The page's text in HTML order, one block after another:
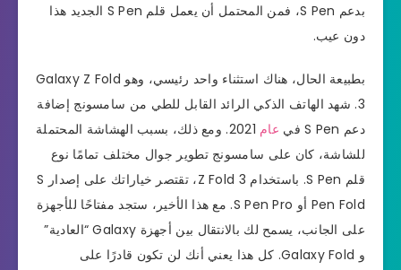
بدعم S Pen، فمن المحتمل أن يعمل قلم S Pen الجديد هذا
دون عيب.
بطبيعة الحال، هناك استثناء واحد رئيسي، وهو Galaxy Z Fold
3. شهد الهاتف الذكي الرائد القابل للطي من سامسونج إضافة
دعم S Pen في
عام
2021. ومع ذلك، بسبب الهشاشة المحتملة
للشاشة، كان على سامسونج تطوير جوال مختلف تمامًا نوع
قلم S Pen. باستخدام Z Fold 3، تقتصر خياراتك على إصدار S
Pen Fold أو S Pen Pro. مع هذا الأخير، ستجد مفتاحًا للأجهزة
على الجانب، يسمح لك بالانتقال بين أجهزة Galaxy “العادية”
و Galaxy Fold. كل هذا يعني أنك لن تكون قادرًا على